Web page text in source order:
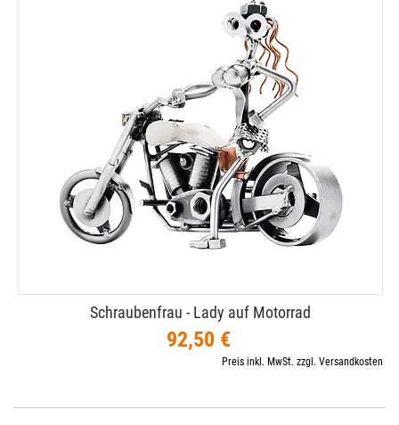
Schraubenfrau - Lady auf Motorrad
92,50 €
Preis inkl. MwSt. zzgl. Versandkosten